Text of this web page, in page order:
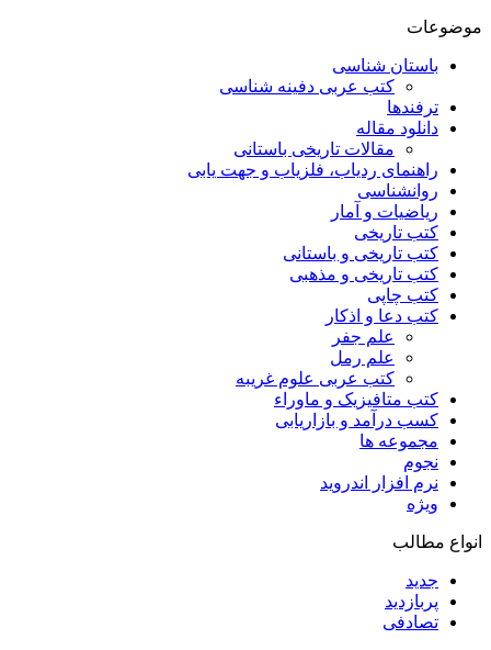
موضوعات
باستان شناسی
کتب عربی دفینه شناسی
ترفندها
دانلود مقاله
مقالات تاریخی باستانی
راهنمای ردیاب، فلزیاب و جهت یابی
روانشناسی
ریاضیات و آمار
کتب تاریخی
کتب تاریخی و باستانی
کتب تاریخی و مذهبی
کتب چاپی
کتب دعا و اذکار
علم جفر
علم رمل
کتب عربی علوم غریبه
کتب متافیزیک و ماوراء
کسب درآمد و بازاریابی
مجموعه ها
نجوم
نرم افزار اندروید
ویژه
انواع مطالب
جدید
پربازدید
تصادفی